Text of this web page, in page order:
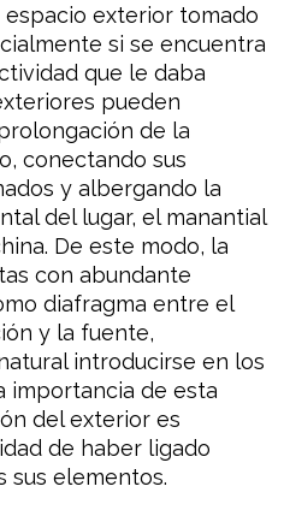
exterior tomado
si se encuentra
que le daba
pueden
de la
conectando sus
y albergando la
del lugar, el manantial
De este modo, la
con abundante
diafragma entre el
y la fuente,
introducirse en los
importancia de esta
del exterior es
de haber ligado
sus elementos.